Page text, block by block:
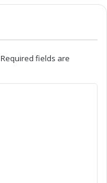
Required fields are